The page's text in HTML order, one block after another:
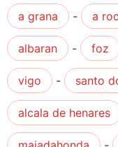
a grana - a
albaran - foz
vigo - santo
alcala de henares